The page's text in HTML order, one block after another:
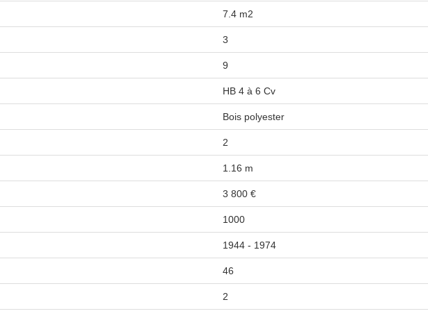
7.4 m2
3
9
HB 4 à 6 Cv
Bois polyester
2
1.16 m
3 800 €
1000
1944 - 1974
46
2